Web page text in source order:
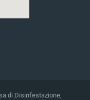
di Disinfestazione,